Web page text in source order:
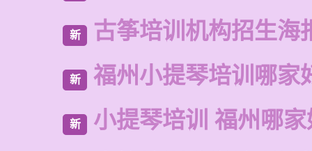
新 古筝培训机构招生海
新 福州小提琴培训哪家
新 小提琴培训 福州哪